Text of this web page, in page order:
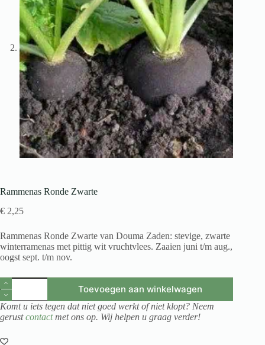
Rammenas Ronde Zwarte
€ 2,25
Rammenas Ronde Zwarte van Douma Zaden: stevige, zwarte
winterramenas met pittig wit vruchtvlees. Zaaien juni t/m aug.,
oogst sept. t/m nov.
Rammenas
Ronde
Zwarte
aantal
Toevoegen aan winkelwagen
Komt u iets tegen dat niet goed werkt of niet klopt? Neem
gerustcontactmet ons op. Wij helpen u graag verder!